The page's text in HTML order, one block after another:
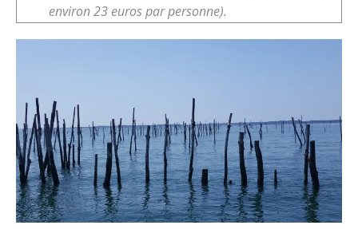
environ 23 euros par personne).